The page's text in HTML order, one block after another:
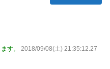
す。
2018/09/08(土) 21:35:12.27